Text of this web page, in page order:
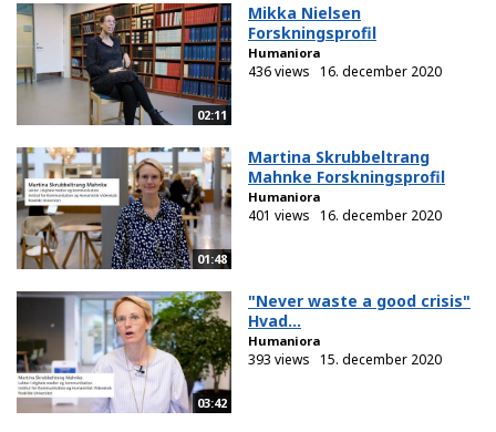
02:11
Mikka Nielsen
Forskningsprofil
Humaniora
436 views 16. december 2020
01:48
Martina Skrubbeltrang
Mahnke Forskningsprofil
Humaniora
401 views 16. december 2020
03:42
"Never waste a good crisis"
Hvad...
Humaniora
393 views 15. december 2020